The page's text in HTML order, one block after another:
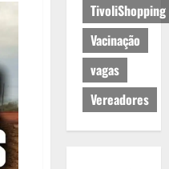
TivoliShopping
Vacinação
vagas
Vereadores